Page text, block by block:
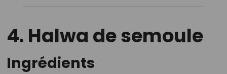
4. Halwa de semoule
Ingrédients